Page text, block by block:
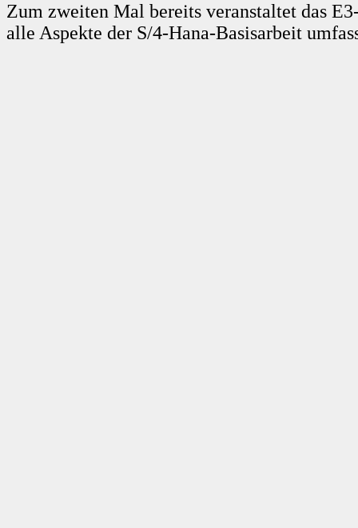
Zum zweiten Mal bereits veranstaltet das
alle Aspekte der S/4-Hana-Basisarbeit